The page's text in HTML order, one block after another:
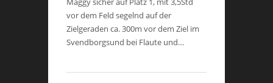
vor dem Feld segelnd auf der
Zielgeraden ca. 300m vor dem Ziel im
Svendborgsund bei Flaute und…